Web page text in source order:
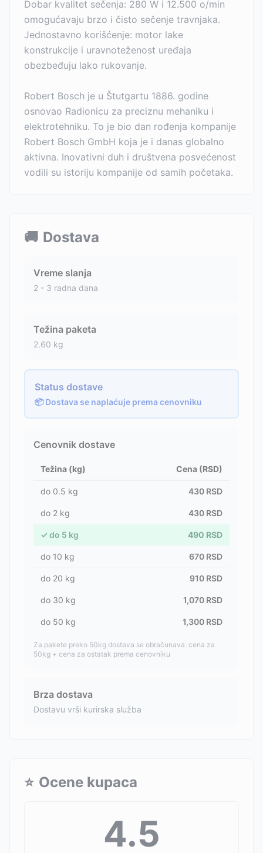
Dobar kvalitet sečenja: 280 W i 12.500 o/min
omogućavaju brzo i čisto sečenje travnjaka.
Jednostavno korišćenje: motor lake
konstrukcije i uravnoteženost uređaja
obezbeđuju lako rukovanje.
Robert Bosch je u Štutgartu 1886. godine
osnovao Radionicu za preciznu mehaniku i
elektrotehniku. To je bio dan rođenja kompanije
Robert Bosch GmbH koja je i danas globalno
aktivna. Inovativni duh i društvena posvećenost
vodili su istoriju kompanije od samih početaka.
🚚 Dostava
Vreme slanja
2 - 3 radna dana
Težina paketa
2.60 kg
Status dostave
📦 Dostava se naplaćuje prema cenovniku
Cenovnik dostave
Težina (kg) Cena (RSD)
do 0.5 kg 430 RSD
do 2 kg 430 RSD
✓ do 5 kg 490 RSD
do 10 kg 670 RSD
do 20 kg 910 RSD
do 30 kg 1,070 RSD
do 50 kg 1,300 RSD
Za pakete preko 50kg dostava se obračunava: cena za
50kg + cena za ostatak prema cenovniku
Brza dostava
Dostavu vrši kurirska služba
⭐ Ocene kupaca
4.5